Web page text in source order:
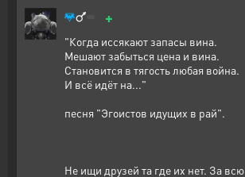
+
"Когда иссякают запасы вина.
Мешают забыться цена и вина.
Становится в тягость любая война.
И всё идёт на..."
песня "Эгоистов идущих в рай".
Не ищи друзей та где их нет. За